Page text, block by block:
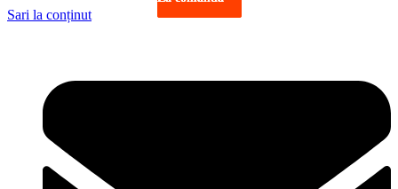
Sari la conținut